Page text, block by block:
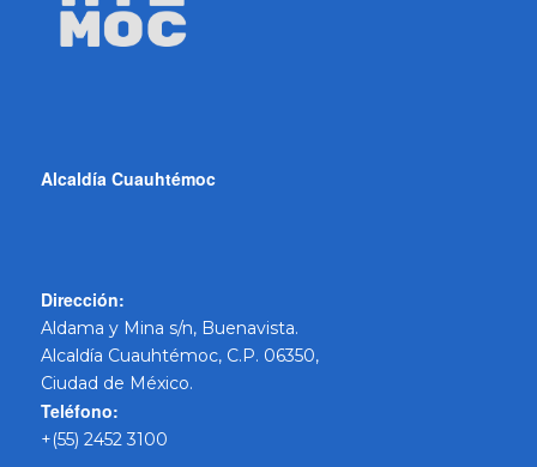
Alcaldía Cuauhtémoc
Dirección:
Aldama y Mina s/n, Buenavista.
Alcaldía Cuauhtémoc, C.P. 06350,
Ciudad de México.
Teléfono:
+(55) 2452 3100